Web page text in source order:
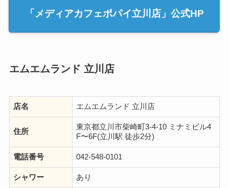
「メディアカフェポパイ立川店」公式HP
エムエムランド 立川店
店名 エムエムランド 立川店
住所
東京都立川市柴崎町3-4-10 ミナミビル4
F〜6F(立川駅 徒歩2分)
電話番号 042-548-0101
シャワー あり